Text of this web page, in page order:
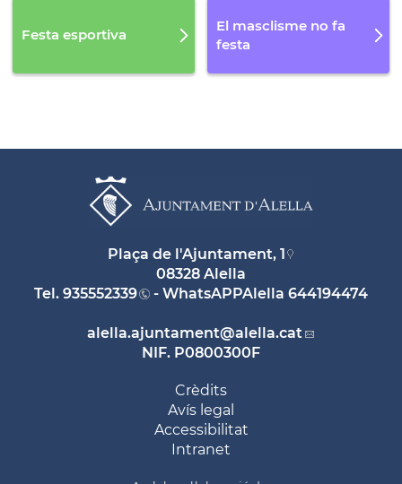
Festa esportiva
El masclisme no fa
festa
Plaça de l'Ajuntament, 1
08328 Alella
Tel. 935552339 - WhatsAPPAlella 644194474
alella.ajuntament@alella.cat
NIF. P0800300F
Crèdits
Avís legal
Accessibilitat
Intranet